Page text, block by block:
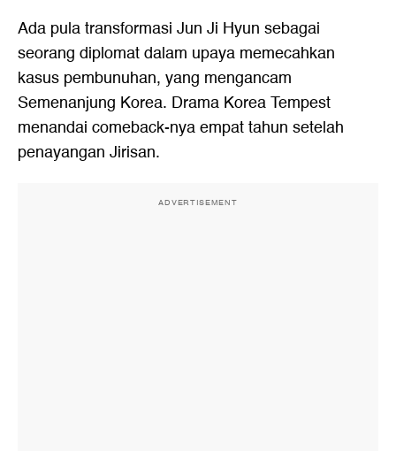
Ada pula transformasi Jun Ji Hyun sebagai
seorang diplomat dalam upaya memecahkan
kasus pembunuhan, yang mengancam
Semenanjung Korea. Drama Korea Tempest
menandai comeback-nya empat tahun setelah
penayangan Jirisan.
ADVERTISEMENT